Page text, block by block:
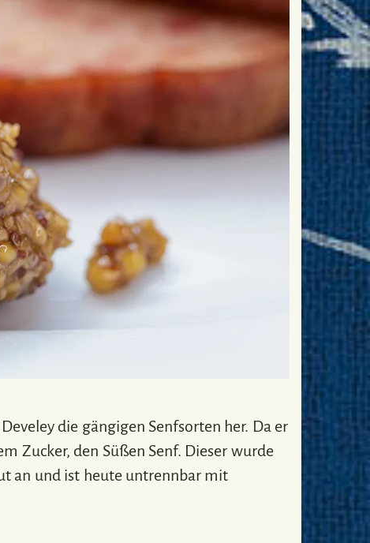
die gängigen Senfsorten her. Da er
Zucker, den Süßen Senf. Dieser wurde
an und ist heute untrennbar mit